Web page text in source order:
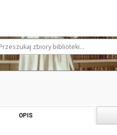
OPIS